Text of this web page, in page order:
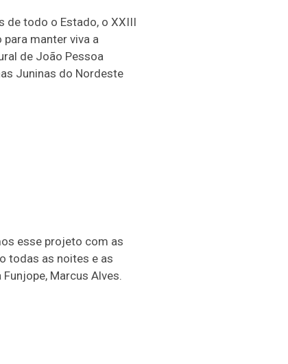
de todo o Estado, o XXIII
manter viva a
de João Pessoa
Juninas do Nordeste
esse projeto com as
todas as noites e as
Marcus Alves.